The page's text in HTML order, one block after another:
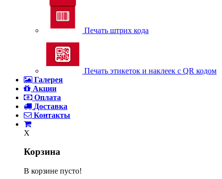
Печать штрих кода
Печать этикеток и наклеек с QR кодом
Галерея
Акции
Оплата
Доставка
Контакты
X
Корзина
В корзине пусто!